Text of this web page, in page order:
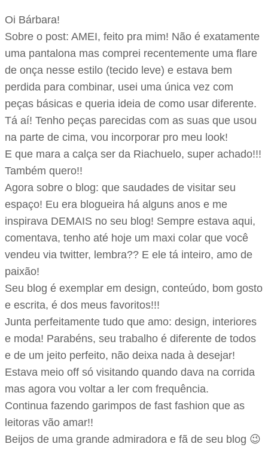
Oi Bárbara!
Sobre o post: AMEI, feito pra mim! Não é exatamente
uma pantalona mas comprei recentemente uma flare
de onça nesse estilo (tecido leve) e estava bem
perdida para combinar, usei uma única vez com
peças básicas e queria ideia de como usar diferente.
Tá aí! Tenho peças parecidas com as suas que usou
na parte de cima, vou incorporar pro meu look!
E que mara a calça ser da Riachuelo, super achado!!!
Também quero!!
Agora sobre o blog: que saudades de visitar seu
espaço! Eu era blogueira há alguns anos e me
inspirava DEMAIS no seu blog! Sempre estava aqui,
comentava, tenho até hoje um maxi colar que você
vendeu via twitter, lembra?? E ele tá inteiro, amo de
paixão!
Seu blog é exemplar em design, conteúdo, bom gosto
e escrita, é dos meus favoritos!!!
Junta perfeitamente tudo que amo: design, interiores
e moda! Parabéns, seu trabalho é diferente de todos
e de um jeito perfeito, não deixa nada à desejar!
Estava meio off só visitando quando dava na corrida
mas agora vou voltar a ler com frequência.
Continua fazendo garimpos de fast fashion que as
leitoras vão amar!!
Beijos de uma grande admiradora e fã de seu blog 😉